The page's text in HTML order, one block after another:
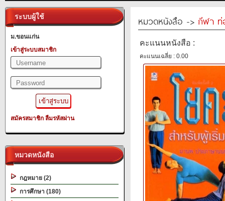
ระบบผู้ใช้
ม.ขอนแก่น
เข้าสู่ระบบสมาชิก
สมัครสมาชิก ลืมรหัสผ่าน
หมวดหนังสือ
กฎหมาย (2)
การศึกษา (180)
หมวดหนังสือ -> กีฬา ท่
คะแนนหนังสือ :
คะแนนเฉลี่ย : 0.00